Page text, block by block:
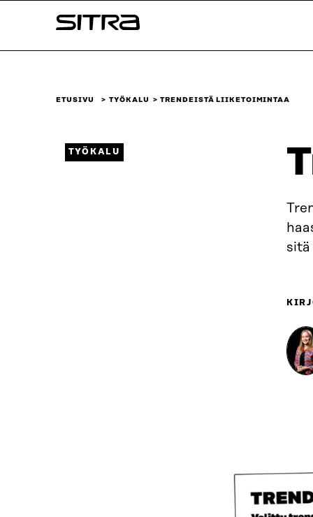
sisältöön
Sitra
ETUSIVU TYÖKALU TRENDEISTÄ LIIKETOIMINTAA
TYÖKALU